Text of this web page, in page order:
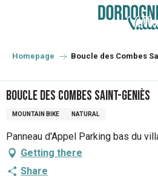
principal
Homepage Boucle des Combes
Boucle des Combes Saint-Geniès
MOUNTAIN BIKE NATURAL
Panneau d'Appel Parking bas du
Getting there
Share